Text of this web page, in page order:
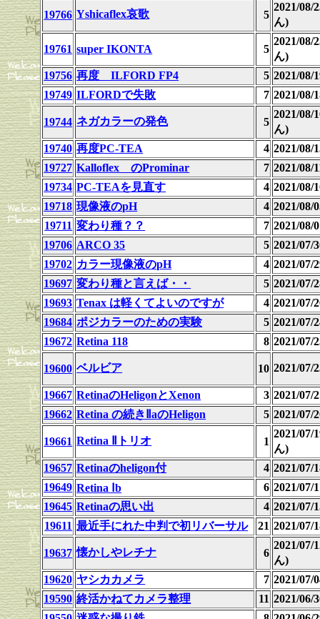
19766 Yshicaflex哀歌 5
2021/08/
ん)
19761 super IKONTA 5
2021/08/
ん)
19756 再度 ILFORD FP4 5 2021/08/
19749 ILFORDで失敗 7 2021/08/
19744 ネガカラーの発色 5
2021/08/
ん)
19740 再度PC-TEA 4 2021/08/
19727 Kalloflex のProminar 7 2021/08/
19734 PC-TEAを見直す 4 2021/08/
19718 現像液のpH 4 2021/08/
19711 変わり種？？ 7 2021/08/
19706 ARCO 35 5 2021/07/
19702 カラー現像液のpH 4 2021/07/
19697 変わり種と言えば・・ 5 2021/07/
19693 Tenax は軽くてよいのですが 4 2021/07/
19684 ポジカラーのための実験 5 2021/07/
19672 Retina 118 8 2021/07/
19600 ベルビア 10 2021/07/
19667 RetinaのHeligonとXenon 3 2021/07/
19662 Retina の続きⅡaのHeligon 5 2021/07/
19661 Retina Ⅱトリオ 1
2021/07/
ん)
19657 Retinaのheligon付 4 2021/07/
19649 Retina Ⅰb 6 2021/07/
19645 Retinaの思い出 4 2021/07/
19611 最近手にれた中判で初リバーサル 21 2021/07/
19637 懐かしやレチナ 6
2021/07/
ん)
19620 ヤシカカメラ 7 2021/07/
19590 終活かねてカメラ整理 11 2021/06/